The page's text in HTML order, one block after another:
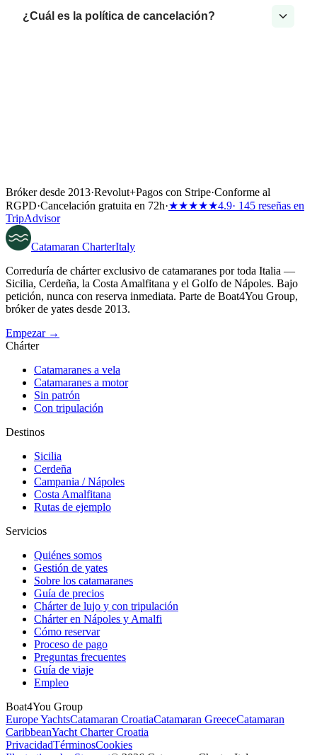
¿Cuál es la política de cancelación?
Bróker desde 2013·Revolut+Pagos con Stripe·Conforme al
RGPD·Cancelación gratuita en 72h·★★★★★4.9· 145 reseñas en
TripAdvisor
Catamaran CharterItaly
Correduría de chárter exclusivo de catamaranes por toda Italia —
Sicilia, Cerdeña, la Costa Amalfitana y el Golfo de Nápoles. Bajo
petición, nunca con reserva inmediata. Parte de Boat4You Group,
bróker de yates desde 2013.
Empezar →
Chárter
Catamaranes a vela
Catamaranes a motor
Sin patrón
Con tripulación
Destinos
Sicilia
Cerdeña
Campania / Nápoles
Costa Amalfitana
Rutas de ejemplo
Servicios
Quiénes somos
Gestión de yates
Sobre los catamaranes
Guía de precios
Chárter de lujo y con tripulación
Chárter en Nápoles y Amalfi
Cómo reservar
Proceso de pago
Preguntas frecuentes
Guía de viaje
Empleo
Boat4You Group
Europe YachtsCatamaran CroatiaCatamaran GreeceCatamaran
CaribbeanYacht Charter Croatia
PrivacidadTérminosCookies